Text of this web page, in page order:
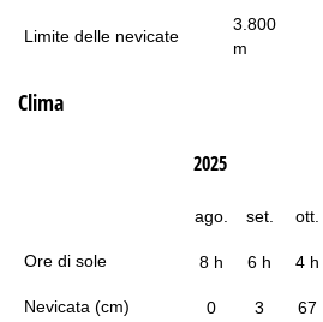
Limite delle nevicate
3.800
m
Clima
Ore di sole
Nevicata (cm)
2025
ago. set. ott.
8 h 6 h 4 h
0 3 67